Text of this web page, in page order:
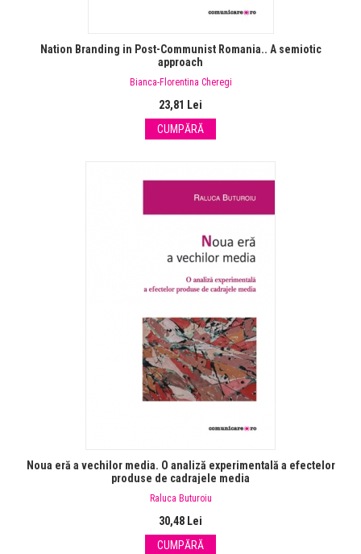
Nation Branding in Post-Communist Romania.. A semiotic
approach
Bianca-Florentina Cheregi
23,81 Lei
CUMPĂRĂ
Noua eră a vechilor media. O analiză experimentală a efectelor
produse de cadrajele media
Raluca Buturoiu
30,48 Lei
CUMPĂRĂ